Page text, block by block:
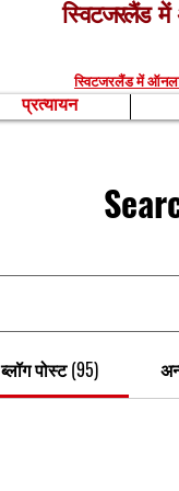
स्विटजरलैंड में
स्विटजरलैंड में
प्रत्यायन
ब्लॉग पोस्ट (95)